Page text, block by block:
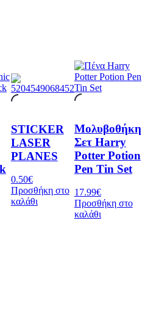
STICKER
LASER
PLANES
0.50€
Προσθήκη στο
καλάθι
Μολυβοθήκη
Σετ Harry
Potter Potion
Pen Tin Set
17.99€
Προσθήκη στο
καλάθι